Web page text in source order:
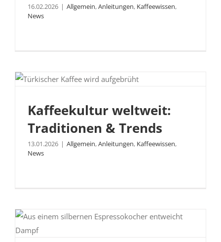
16.02.2026 | Allgemein,Anleitungen, Kaffeewissen,
News
Trends
Kaffeekultur weltweit:
Traditionen & Trends
13.01.2026 | Allgemein,Anleitungen, Kaffeewissen,
News